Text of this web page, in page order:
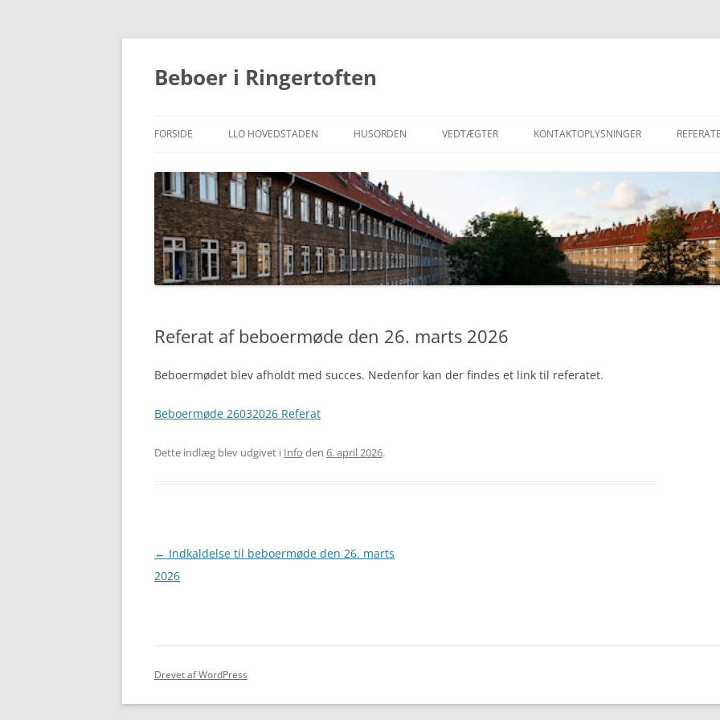
Hop
indhold
Beboer i Ringertoften
FORSIDE LLO HOVEDSTADEN HUSORDEN VEDTÆGTER KONTAKTOPLYSNINGER
Referat af beboermøde den 26. marts 2026
Beboermødet blev afholdt med succes. Nedenfor kan der findes et link til referatet.
Beboermøde 26032026 Referat
Dette indlæg blev udgivet i Info den 6. april 2026.
Indlægsnavigation
← Indkaldelse til beboermøde den 26. marts
2026
Drevet af WordPress